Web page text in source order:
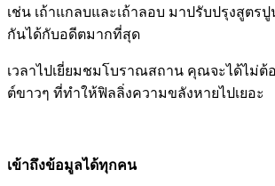
เช่น เถ้าแกลบและเถ้าลอบ มาปรับปรุงสูตร
กันได้กับอดีตมากที่สุด
เวลาไปเยี่ยมชมโบราณสถาน คุณจะได้ไม่ต้
ต์ขาวๆ ที่ทำให้ฟิลลิ่งความขลังหายไปเยอะ
เข้าถึงข้อมูลได้ทุกคน